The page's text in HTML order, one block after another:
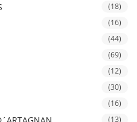
(18)
(16)
(44)
(69)
(12)
(30)
(16)
(13)